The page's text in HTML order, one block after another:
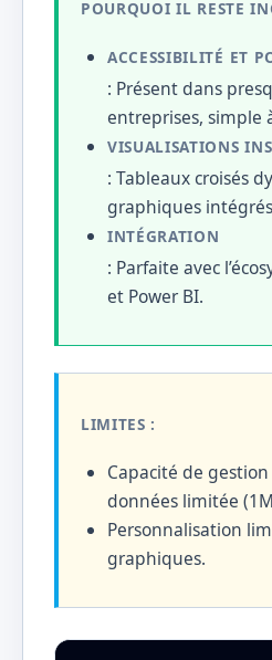
POURQUOI IL RESTE
ACCESSIBILITÉ ET
: Présent dans
entreprises, simple
VISUALISATIONS
: Tableaux croisés
graphiques
INTÉGRATION
: Parfaite avec
et Power BI.
LIMITES :
Capacité de
données limitée
Personnalisation
graphiques.